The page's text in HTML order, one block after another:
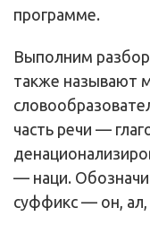
программе.
Выполним разбор
также называют
часть речи —
— наци.
суффикс — он, ал,